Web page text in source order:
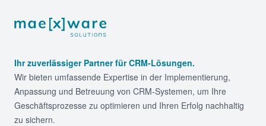
Footer
Ihr zuverlässiger Partner für CRM-Lösungen.
Wir bieten umfassende Expertise in der Implementierung,
Anpassung und Betreuung von CRM-Systemen, um Ihre
Geschäftsprozesse zu optimieren und Ihren Erfolg nachhaltig
zu sichern.